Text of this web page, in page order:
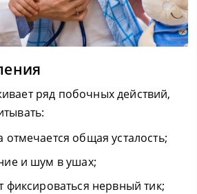
ряд побочных действий,
общая усталость;
и шум в ушах;
фиксироваться нервный тик;